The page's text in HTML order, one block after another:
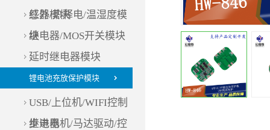
感器模块
红外/热释电/温湿度模
块
继电器/MOS开关模块
延时继电器模块
锂电池充放保护模块
USB/上位机/WIFI控制
继电器
步进电机/马达驱动/控